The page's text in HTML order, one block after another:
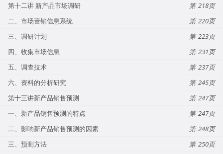
第十二讲 新产品市场调研
218
二、市场营销信息系统
220
三、调研计划
223
四、收集市场信息
231
五、调查技术
237
六、资料的分析研究
245
第十三讲新产品销售预测
247
一、新产品销售预测的特点
247
二、影响新产品销售预测的因素
248
三、预测方法
250